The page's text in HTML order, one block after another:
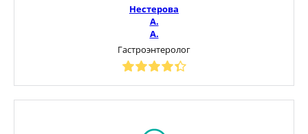
Нестерова
А.
А.
Гастроэнтеролог